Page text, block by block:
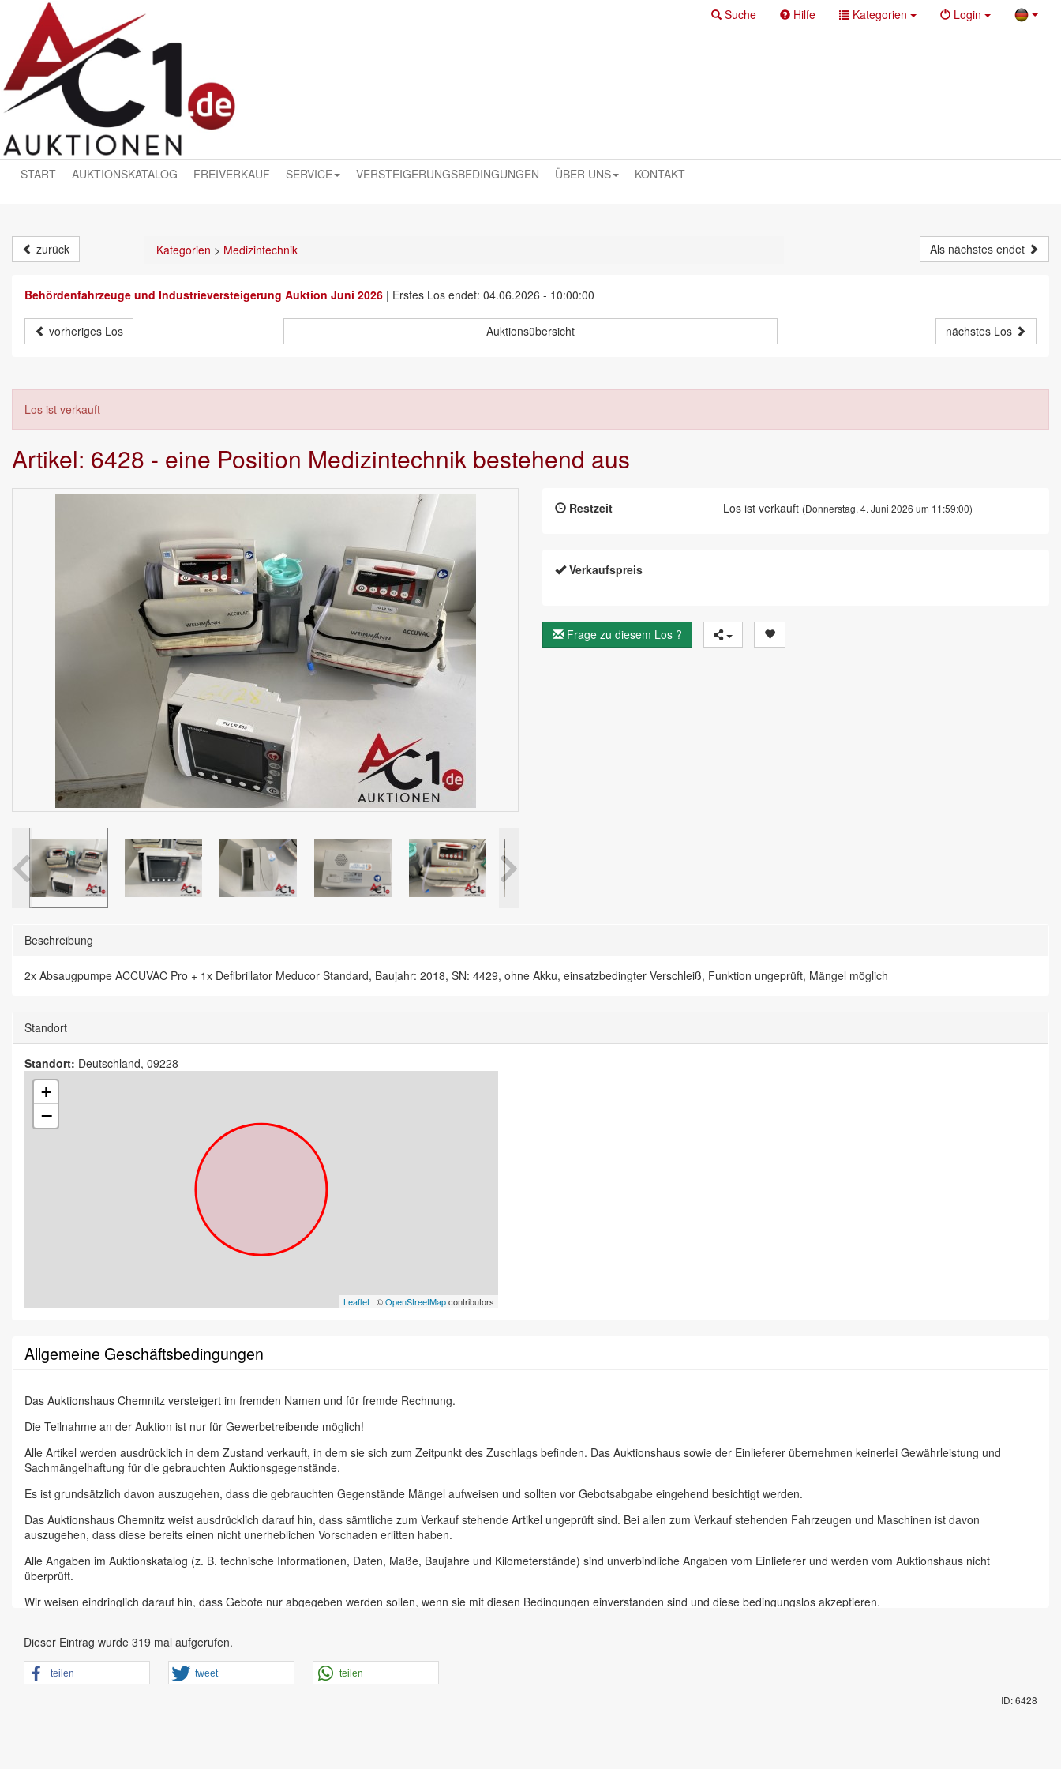
Suche Hilfe Kategorien Login
START AUKTIONSKATALOG FREIVERKAUF SERVICE VERSTEIGERUNGSBEDINGUNGEN ÜBER UNS KONTAKT
zurück Kategorien > Medizintechnik Als nächstes endet
Behördenfahrzeuge und Industrieversteigerung Auktion Juni 2026 | Erstes Los endet: 04.06.2026 - 10:00:00
vorheriges Los Auktionsübersicht nächstes Los
Los ist verkauft
Artikel: 6428 - eine Position Medizintechnik bestehend aus
Restzeit Los ist verkauft (Donnerstag, 4. Juni 2026 um 11:59:00)
Verkaufspreis
Frage zu diesem Los ?
Beschreibung
2x Absaugpumpe ACCUVAC Pro + 1x Defibrillator Meducor Standard, Baujahr: 2018, SN: 4429, ohne Akku, einsatzbedingter Verschleiß, Funktion ungeprüft, Mängel möglich
Standort
Standort: Deutschland, 09228
+
−
Leaflet | ©OpenStreetMapcontributors
Allgemeine Geschäftsbedingungen
Das Auktionshaus Chemnitz versteigert im fremden Namen und für fremde Rechnung.
Die Teilnahme an der Auktion ist nur für Gewerbetreibende möglich!
Alle Artikel werden ausdrücklich in dem Zustand verkauft, in dem sie sich zum Zeitpunkt des Zuschlags befinden. Das Auktionshaus sowie der Einlieferer übernehmen keinerlei Gewährleistung und
Sachmängelhaftung für die gebrauchten Auktionsgegenstände.
Es ist grundsätzlich davon auszugehen, dass die gebrauchten Gegenstände Mängel aufweisen und sollten vor Gebotsabgabe eingehend besichtigt werden.
Das Auktionshaus Chemnitz weist ausdrücklich darauf hin, dass sämtliche zum Verkauf stehende Artikel ungeprüft sind. Bei allen zum Verkauf stehenden Fahrzeugen und Maschinen ist davon
auszugehen, dass diese bereits einen nicht unerheblichen Vorschaden erlitten haben.
Alle Angaben im Auktionskatalog (z. B. technische Informationen, Daten, Maße, Baujahre und Kilometerstände) sind unverbindliche Angaben vom Einlieferer und werden vom Auktionshaus nicht
überprüft.
Wir weisen eindringlich darauf hin, dass Gebote nur abgegeben werden sollen, wenn sie mit diesen Bedingungen einverstanden sind und diese bedingungslos akzeptieren.
Online Bieter, Bieter bei Vor-Ort-Versteigerungen direkt beim Einlieferer oder bei Insolvenzversteigerungen.
Sämtliche Neueingänge werden sofort online gestellt. Sobald ein Artikel online gestellt ist haben sie die Möglichkeit, Online-Vorgebebote abzugeben und die Artikel auf dem Auktionsgelände nach
vorheriger Anmeldung zu besichtigen.
Dieser Eintrag wurde 319 mal aufgerufen.
teilen tweet teilen
ID: 6428